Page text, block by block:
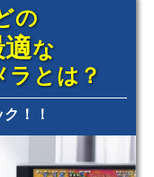
新しました、
。
日扱うプロ達
の
な
ラとは？
！！